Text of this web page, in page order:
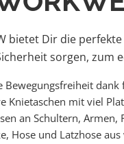
bietet Dir die
sorgen, zum
Bewegungsfreiheit dank
Knietaschen mit viel
an Schultern,
Hose und Latzhose